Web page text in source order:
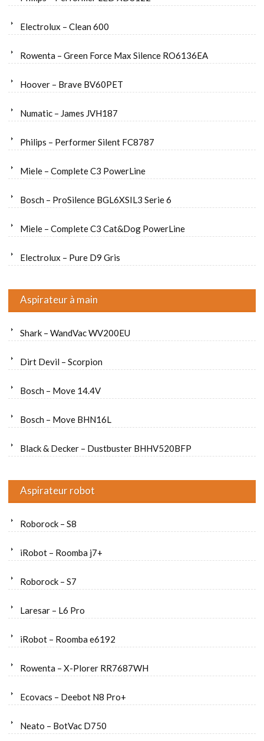
Electrolux – Clean 600
Rowenta – Green Force Max Silence RO6136EA
Hoover – Brave BV60PET
Numatic – James JVH187
Philips – Performer Silent FC8787
Miele – Complete C3 PowerLine
Bosch – ProSilence BGL6XSIL3 Serie 6
Miele – Complete C3 Cat&Dog PowerLine
Electrolux – Pure D9 Gris
Aspirateur à main
Shark – WandVac WV200EU
Dirt Devil – Scorpion
Bosch – Move 14.4V
Bosch – Move BHN16L
Black & Decker – Dustbuster BHHV520BFP
Aspirateur robot
Roborock – S8
iRobot – Roomba j7+
Roborock – S7
Laresar – L6 Pro
iRobot – Roomba e6192
Rowenta – X-Plorer RR7687WH
Ecovacs – Deebot N8 Pro+
Neato – BotVac D750